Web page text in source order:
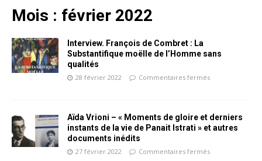
Mois : février 2022
Interview. François de Combret : La
Substantifique moëlle de l’Homme sans
qualités
28 février 2022 Commentaires fermés
Aïda Vrioni – « Moments de gloire et derniers
instants de la vie de Panait Istrati » et autres
documents inédits
27 février 2022 Commentaires fermés